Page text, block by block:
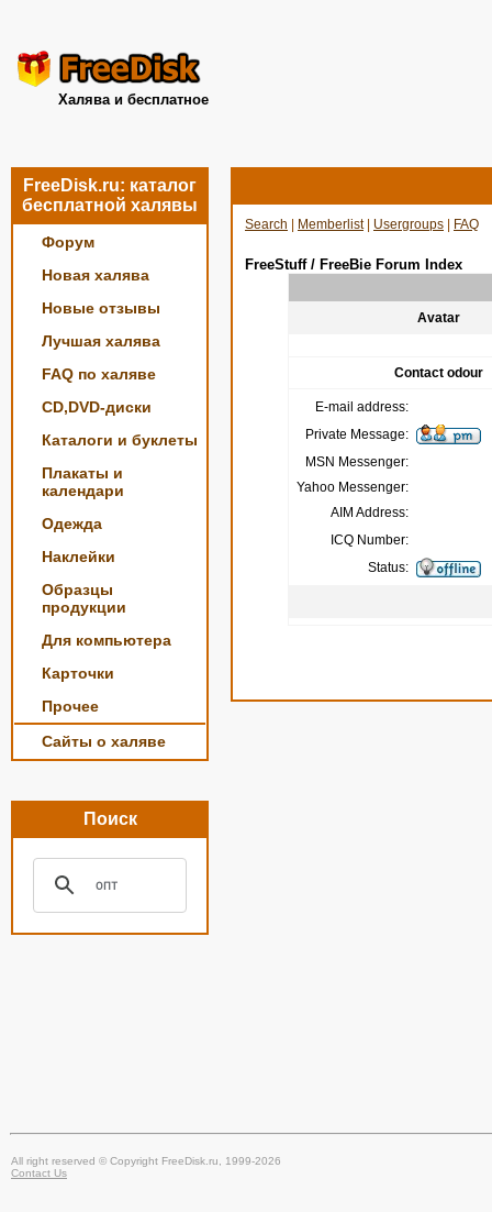
Халява и бесплатное
FreeDisk.ru: каталог
бесплатной халявы
Форум
Новая халява
Новые отзывы
Лучшая халява
FAQ по халяве
CD,DVD-диски
Каталоги и буклеты
Плакаты и
календари
Одежда
Наклейки
Образцы
продукции
Для компьютера
Карточки
Прочее
Сайты о халяве
Поиск
Search Memberlist| Usergroups FAQ
FreeStuff / FreeBie Forum Index
Avatar
Contact odour
E-mail address:
Private Message:
MSN Messenger:
Yahoo Messenger:
AIM Address:
ICQ Number:
Status:
All right reserved © Copyright FreeDisk.ru, 1999-2026
Contact Us